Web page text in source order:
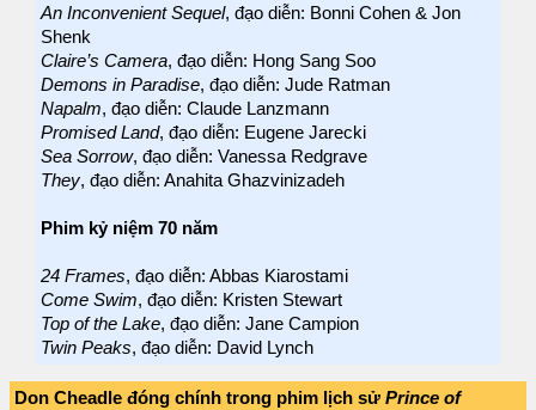
An Inconvenient Sequel, đạo diễn: Bonni Cohen & Jon
Shenk
Claire’s Camera, đạo diễn: Hong Sang Soo
Demons in Paradise, đạo diễn: Jude Ratman
Napalm, đạo diễn: Claude Lanzmann
Promised Land, đạo diễn: Eugene Jarecki
Sea Sorrow, đạo diễn: Vanessa Redgrave
They, đạo diễn: Anahita Ghazvinizadeh
Phim kỷ niệm 70 năm
24 Frames, đạo diễn: Abbas Kiarostami
Come Swim, đạo diễn: Kristen Stewart
Top of the Lake, đạo diễn: Jane Campion
Twin Peaks, đạo diễn: David Lynch
Don Cheadle đóng chính trong phim lịch sử Prince of